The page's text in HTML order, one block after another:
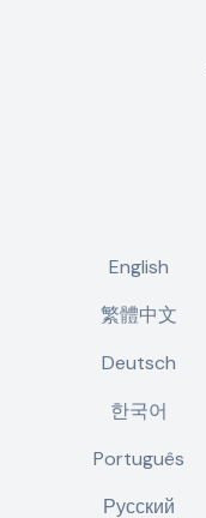
English
繁體中文
Deutsch
한국어
Português
Русский